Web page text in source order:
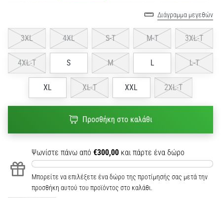
Διάγραμμα μεγεθών
3XL 4XL S-T M-T 3XL-T
4XL-T S M L L-T
XL XL-T XXL 2XL-T
Προσθήκη στο καλάθι
Ψωνίστε πάνω από €300,00 και πάρτε ένα δώρο
Μπορείτε να επιλέξετε ένα δώρο της προτίμησής σας μετά την
προσθήκη αυτού του προϊόντος στο καλάθι.